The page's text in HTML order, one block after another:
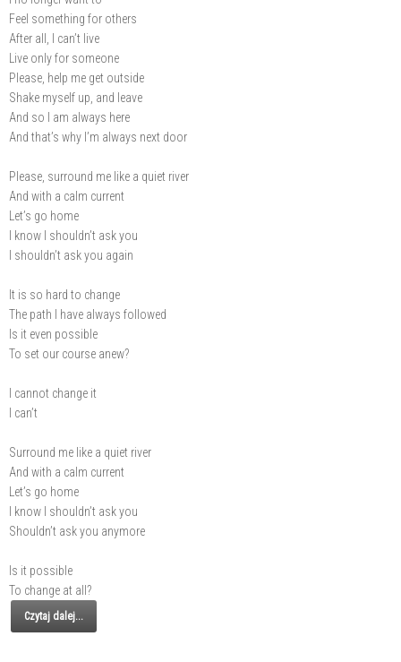
Feel something for others
After all, I can’t live
Live only for someone
Please, help me get outside
Shake myself up, and leave
And so I am always here
And that’s why I’m always next door
Please, surround me like a quiet river
And with a calm current
Let’s go home
I know I shouldn’t ask you
I shouldn’t ask you again
It is so hard to change
The path I have always followed
Is it even possible
To set our course anew?
I cannot change it
I can’t
Surround me like a quiet river
And with a calm current
Let’s go home
I know I shouldn’t ask you
Shouldn’t ask you anymore
Is it possible
To change at all?
Czytaj dalej...